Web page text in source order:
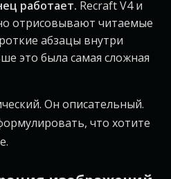
работает. Recraft V4 и
отрисовывают читаемые
абзацы внутри
это была самая сложная
Он описательный.
что хотите